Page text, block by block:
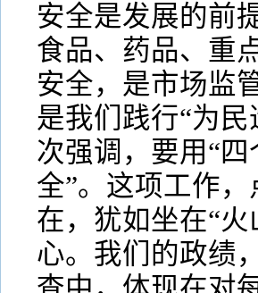
安全是发展的前
食品、药品、重
安全，是市场监
是我们践行“为
次强调，要用“
全”。这项工作
在，犹如坐在“
心。我们的政绩